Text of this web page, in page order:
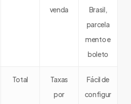
venda
Brasil,
parcela
mento e
boleto
Total
Taxas
por
Fácil de
configur